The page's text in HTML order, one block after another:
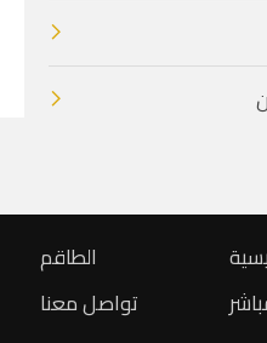
الطاقم
تواصل معنا